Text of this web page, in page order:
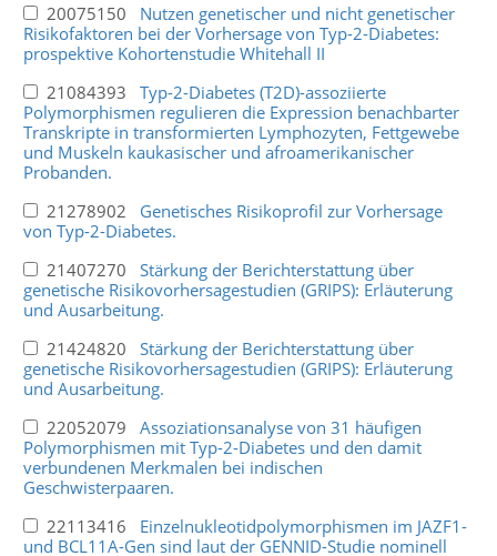
20075150 Nutzen genetischer und nicht genetischer
Risikofaktoren bei der Vorhersage von Typ-2-Diabetes:
prospektive Kohortenstudie Whitehall II
21084393 Typ-2-Diabetes (T2D)-assoziierte
Polymorphismen regulieren die Expression benachbarter
Transkripte in transformierten Lymphozyten, Fettgewebe
und Muskeln kaukasischer und afroamerikanischer
Probanden.
21278902 Genetisches Risikoprofil zur Vorhersage
von Typ-2-Diabetes.
21407270 Stärkung der Berichterstattung über
genetische Risikovorhersagestudien (GRIPS): Erläuterung
und Ausarbeitung.
21424820 Stärkung der Berichterstattung über
genetische Risikovorhersagestudien (GRIPS): Erläuterung
und Ausarbeitung.
22052079 Assoziationsanalyse von 31 häufigen
Polymorphismen mit Typ-2-Diabetes und den damit
verbundenen Merkmalen bei indischen
Geschwisterpaaren.
22113416 Einzelnukleotidpolymorphismen im JAZF1-
und BCL11A-Gen sind laut der GENNID-Studie nominell